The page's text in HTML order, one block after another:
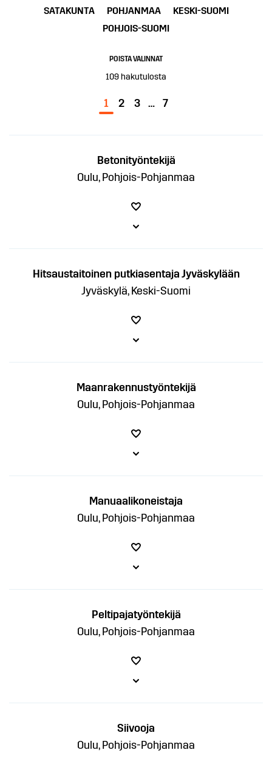
SATAKUNTA
POHJANMAA
KESKI-SUOMI
POHJOIS-SUOMI
POISTA VALINNAT
109hakutulosta
1 2 3 … 7
Betonityöntekijä
Oulu, Pohjois-Pohjanmaa
Hitsaustaitoinen putkiasentaja Jyväskylään
Jyväskylä, Keski-Suomi
Maanrakennustyöntekijä
Oulu, Pohjois-Pohjanmaa
Manuaalikoneistaja
Oulu, Pohjois-Pohjanmaa
Peltipajatyöntekijä
Oulu, Pohjois-Pohjanmaa
Siivooja
Oulu, Pohjois-Pohjanmaa